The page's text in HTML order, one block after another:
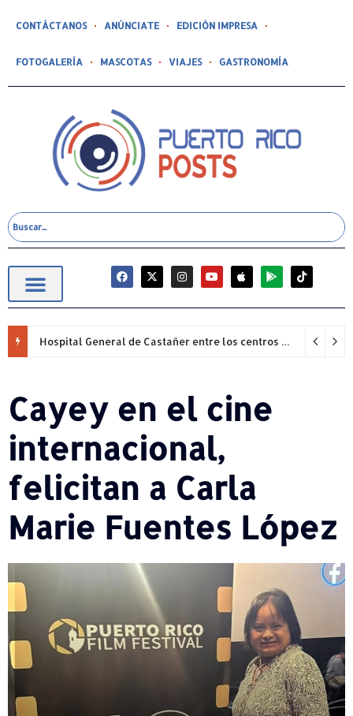
CONTÁCTANOS ANÚNCIATE EDICIÓN IMPRESA
FOTOGALERÍA MASCOTAS VIAJES GASTRONOMÍA
Hospital General de Castañer entre los centros de salud comunitarios con mejor desempeño clínico de Estados Unidos
Cayey en el cine
internacional,
felicitan a Carla
Marie Fuentes López